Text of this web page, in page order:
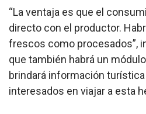
“La ventaja es que el
directo con el productor.
frescos como procesados”,
que también habrá un
brindará información
interesados en viajar a esta